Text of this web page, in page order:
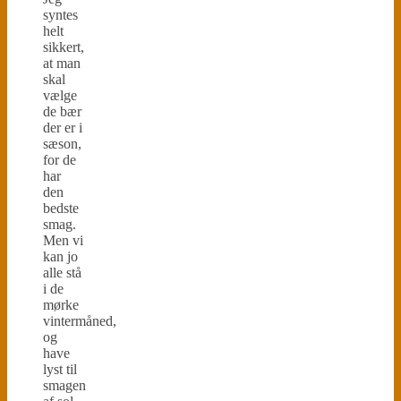
syntes
helt
sikkert,
at man
skal
vælge
de bær
der er i
sæson,
for de
har
den
bedste
smag.
Men vi
kan jo
alle stå
i de
mørke
vintermåned,
og
have
lyst til
smagen